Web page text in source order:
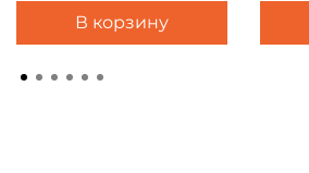
В корзину